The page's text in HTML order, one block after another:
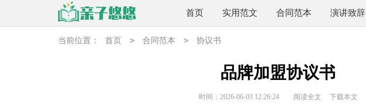
首页 实用范文 合同范本 演讲致辞
当前位置： 首页 > 合同范本 > 协议书
品牌加盟协议书
时间：2026-06-03 12:26:24 阅读全文 下载本文